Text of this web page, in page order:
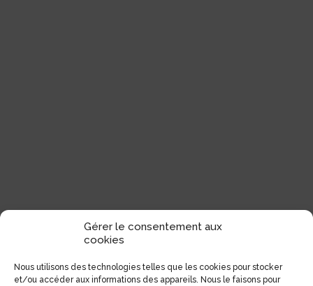
Gérer le consentement aux
cookies
Nous utilisons des technologies telles que les cookies pour stocker
et/ou accéder aux informations des appareils. Nous le faisons pour